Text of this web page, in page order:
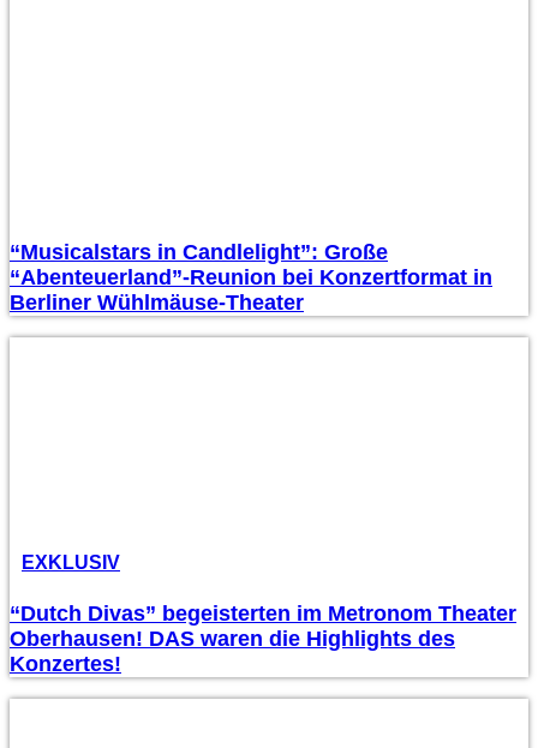
“Musicalstars in Candlelight”: Große
“Abenteuerland”-Reunion bei Konzertformat in
Berliner Wühlmäuse-Theater
EXKLUSIV
“Dutch Divas” begeisterten im Metronom Theater
Oberhausen! DAS waren die Highlights des
Konzertes!